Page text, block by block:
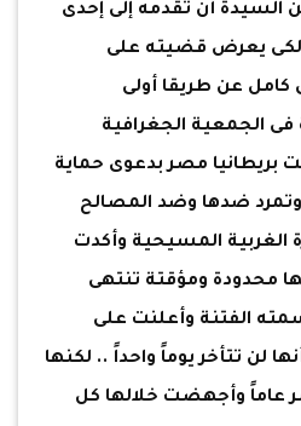
أن تقدمه إلى إحدى
لكى يعرض قضيته على
عن طريقا أولى
فى الجمعية الجغرافية
بريطانيا مصر بدعوى حماية
ضدها وضد المصالح
الغربية المسيحية وأكدت
محدودة ومؤقتة تنتهى
الفتنة وأعلنت على
لن تتأخر يوماً واحداً .. لكنها
عاماً وأجهضت خلالها كل